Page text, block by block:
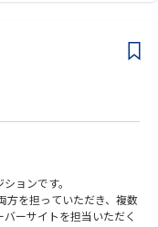
ョンです。
を担っていただき、複数
ーサイトを担当いただく